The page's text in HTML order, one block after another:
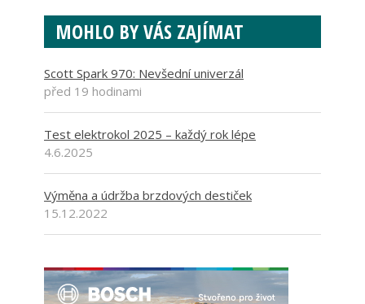
MOHLO BY VÁS ZAJÍMAT
Scott Spark 970: Nevšední univerzál
před 19 hodinami
Test elektrokol 2025 – každý rok lépe
4.6.2025
Výměna a údržba brzdových destiček
15.12.2022